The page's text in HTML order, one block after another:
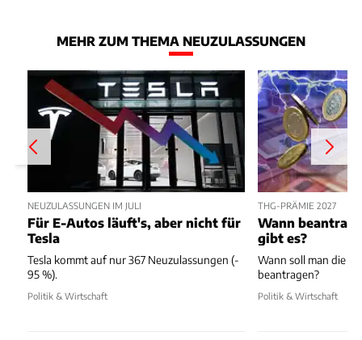
MEHR ZUM THEMA NEUZULASSUNGEN
NEUZULASSUNGEN IM JULI
Für E-Autos läuft's, aber nicht für
Tesla
Tesla kommt auf nur 367 Neuzulassungen (-
95 %).
Politik & Wirtschaft
THG-PRÄMIE 2027
Wann
gibt es?
Wann soll man die
beantragen?
Politik & Wirtschaft